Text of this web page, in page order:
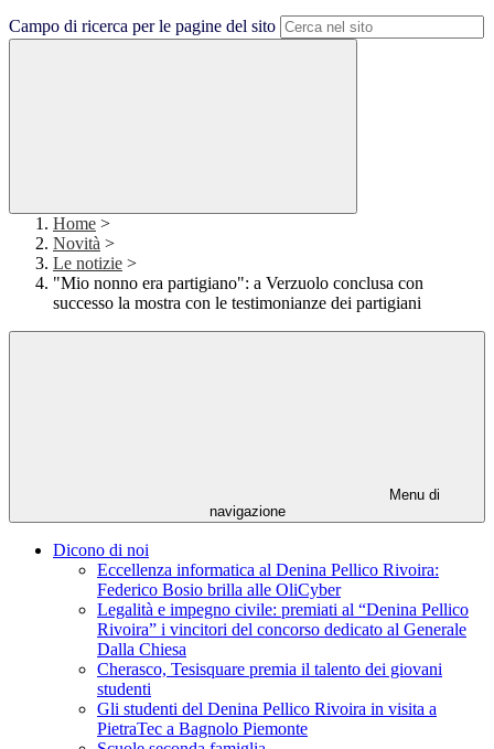
Campo di ricerca per le pagine del sito
Home >
Novità >
Le notizie >
"Mio nonno era partigiano": a Verzuolo conclusa con
successo la mostra con le testimonianze dei partigiani
Menu di
navigazione
Dicono di noi
Eccellenza informatica al Denina Pellico Rivoira:
Federico Bosio brilla alle OliCyber
Legalità e impegno civile: premiati al “Denina Pellico
Rivoira” i vincitori del concorso dedicato al Generale
Dalla Chiesa
Cherasco, Tesisquare premia il talento dei giovani
studenti
Gli studenti del Denina Pellico Rivoira in visita a
PietraTec a Bagnolo Piemonte